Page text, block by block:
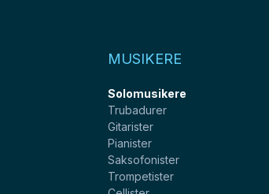
MUSIKERE
Solomusikere
Trubadurer
Gitarister
Pianister
Saksofonister
Trompetister